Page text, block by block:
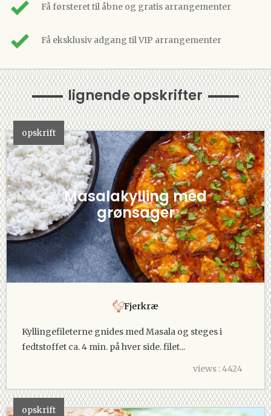
Få førsteret til åbne og gratis arrangementer
Få eksklusiv adgang til VIP arrangementer
lignende opskrifter
opskrift
Masalakylling med
grønsager
Fjerkræ
Kyllingefileterne gnides med Masala og steges i
fedtstoffet ca. 4 min. på hver side. filet...
views : 4424
opskrift